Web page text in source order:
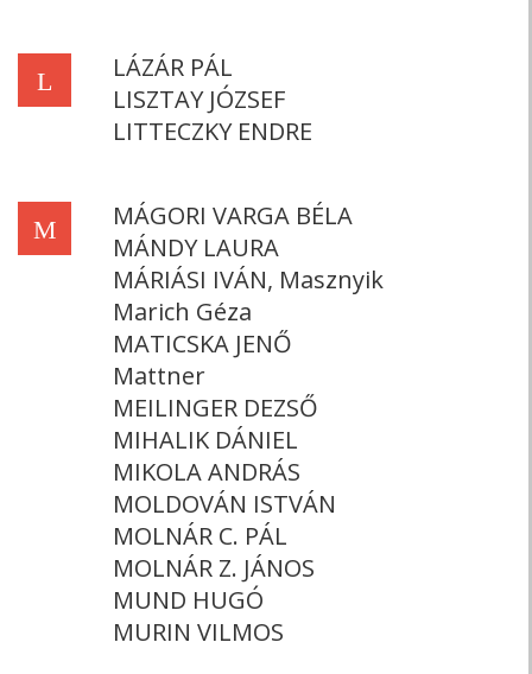
L
LÁZÁR PÁL
LISZTAY JÓZSEF
LITTECZKY ENDRE
M
MÁGORI VARGA BÉLA
MÁNDY LAURA
MÁRIÁSI IVÁN, Masznyik
Marich Géza
MATICSKA JENŐ
Mattner
MEILINGER DEZSŐ
MIHALIK DÁNIEL
MIKOLA ANDRÁS
MOLDOVÁN ISTVÁN
MOLNÁR C. PÁL
MOLNÁR Z. JÁNOS
MUND HUGÓ
MURIN VILMOS